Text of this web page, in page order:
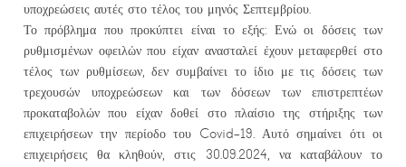
υποχρεώσεις αυτές στο τέλος του μηνός Σεπτεμβρίου.
Το πρόβλημα που προκύπτει είναι το εξής: Ενώ οι δόσεις των
ρυθμισμένων οφειλών που είχαν ανασταλεί έχουν μεταφερθεί στο
τέλος των ρυθμίσεων, δεν συμβαίνει το ίδιο με τις δόσεις των
τρεχουσών υποχρεώσεων και των δόσεων των επιστρεπτέων
προκαταβολών που είχαν δοθεί στο πλαίσιο της στήριξης των
επιχειρήσεων την περίοδο του Covid-19. Αυτό σημαίνει ότι οι
επιχειρήσεις θα κληθούν, στις 30.09.2024, να καταβάλουν το